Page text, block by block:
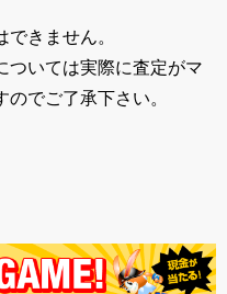
できません。
ついては実際に査定がマ
でご了承下さい。